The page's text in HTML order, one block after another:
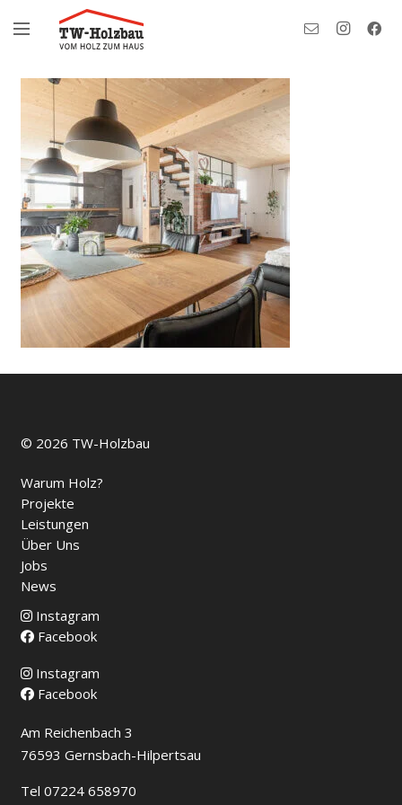
© 2026 TW-Holzbau
Warum Holz?
Projekte
Leistungen
Über Uns
Jobs
News
Instagram
Facebook
Instagram
Facebook
Am Reichenbach 3
76593 Gernsbach-Hilpertsau
Tel 07224 658970